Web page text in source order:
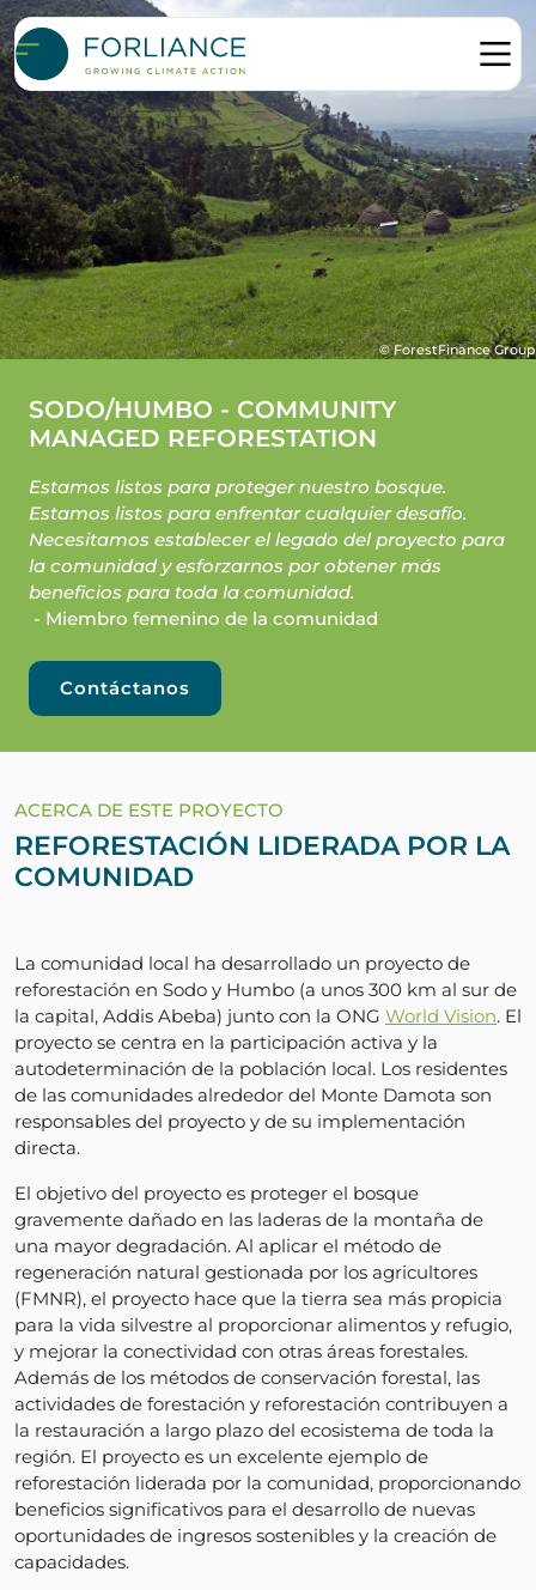
© ForestFinance Group
SODO/HUMBO - COMMUNITY
MANAGED REFORESTATION
Estamos listos para proteger nuestro bosque.
Estamos listos para enfrentar cualquier desafío.
Necesitamos establecer el legado del proyecto para
la comunidad y esforzarnos por obtener más
beneficios para toda la comunidad.
- Miembro femenino de la comunidad
Contáctanos
ACERCA DE ESTE PROYECTO
REFORESTACIÓN LIDERADA POR LA
COMUNIDAD
La comunidad local ha desarrollado un proyecto de
reforestación en Sodo y Humbo (a unos 300 km al sur de
la capital, Addis Abeba) junto con la ONG World Vision. El
proyecto se centra en la participación activa y la
autodeterminación de la población local. Los residentes
de las comunidades alrededor del Monte Damota son
responsables del proyecto y de su implementación
directa.
El objetivo del proyecto es proteger el bosque
gravemente dañado en las laderas de la montaña de
una mayor degradación. Al aplicar el método de
regeneración natural gestionada por los agricultores
(FMNR), el proyecto hace que la tierra sea más propicia
para la vida silvestre al proporcionar alimentos y refugio,
y mejorar la conectividad con otras áreas forestales.
Además de los métodos de conservación forestal, las
actividades de forestación y reforestación contribuyen a
la restauración a largo plazo del ecosistema de toda la
región. El proyecto es un excelente ejemplo de
reforestación liderada por la comunidad, proporcionando
beneficios significativos para el desarrollo de nuevas
oportunidades de ingresos sostenibles y la creación de
capacidades.